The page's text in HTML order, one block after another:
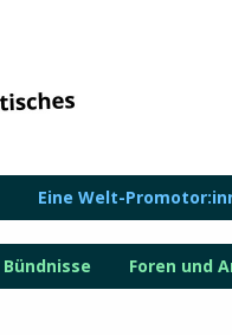
Eine Welt-
Bündnisse Foren und